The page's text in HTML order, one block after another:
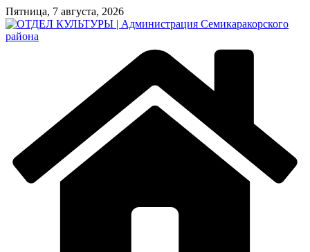
Перейти
к
содержимому
Пятница, 7 августа, 2026